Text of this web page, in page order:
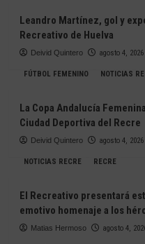
Leandro Martínez, gol y
Recreativo de Huelva
Deivid Quintero agosto 4, 2026
FÚTBOL FEMENINO NOTICIAS
La Copa Andalucía
Ciudad Deportiva del Recre
Deivid Quintero agosto 4, 2026
NOTICIAS RECRE RECRE
El Recreativo presentará
emotivo homenaje a los
Matias Hermoso agosto 4,